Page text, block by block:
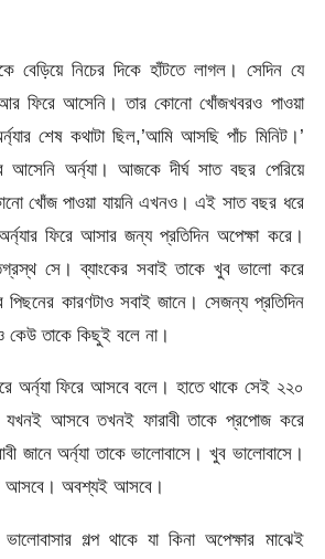
বেড়িয়ে নিচের দিকে হাঁটতে লাগল। সেদিন যে
আর ফিরে আসেনি। তার কোনো খোঁজখবরও পাওয়া
শেষ কথাটা ছিল,’আমি আসছি পাঁচ মিনিট।’
অর্ন্যা। আজকে দীর্ঘ সাত বছর পেরিয়ে
খোঁজ পাওয়া যায়নি এখনও। এই সাত বছর ধরে
অর্ন্যার ফিরে আসার জন্য প্রতিদিন অপেক্ষা করে।
সে। ব্যাংকের সবাই তাকে খুব ভালো করে
পিছনের কারণটাও সবাই জানে। সেজন্য প্রতিদিন
কেউ তাকে কিছুই বলে না।
অর্ন্যা ফিরে আসবে বলে। হাতে থাকে সেই ২২০
যখনই আসবে তখনই ফারাবী তাকে প্রপোজ করে
জানে অর্ন্যা তাকে ভালোবাসে। খুব ভালোবাসে।
আসবে। অবশ্যই আসবে।
গল্প থাকে যা কিনা অপেক্ষার মাঝেই